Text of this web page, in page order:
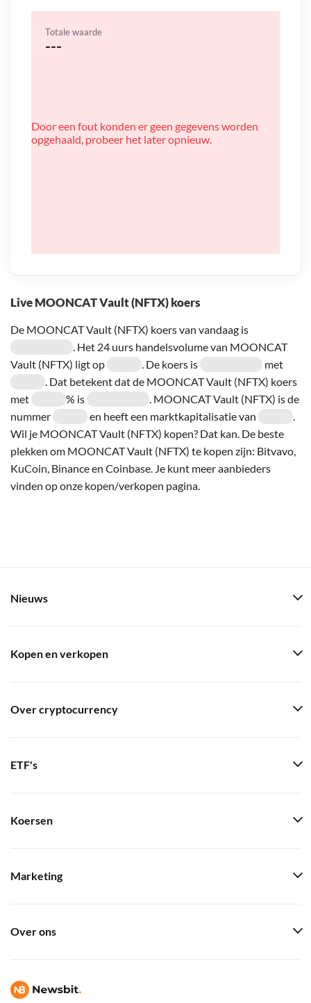
Live MOONCAT Vault (NFTX) koers
De MOONCAT Vault (NFTX) koers van vandaag is
. Het 24 uurs handelsvolume van MOONCAT
Vault (NFTX) ligt op
. De koers is
met
. Dat betekent dat de MOONCAT Vault (NFTX) koers
met
% is
. MOONCAT Vault (NFTX) is de
nummer
en heeft een marktkapitalisatie van
.
Wil je MOONCAT Vault (NFTX) kopen? Dat kan. De beste
plekken om MOONCAT Vault (NFTX) te kopen zijn: Bitvavo,
KuCoin, Binance en Coinbase. Je kunt meer aanbieders
vinden op onze kopen/verkopen pagina.
Totale waarde
---
Door een fout konden er geen gegevens worden
opgehaald, probeer het later opnieuw.
Nieuws
Kopen en verkopen
Over cryptocurrency
ETF's
Koersen
Marketing
Over ons